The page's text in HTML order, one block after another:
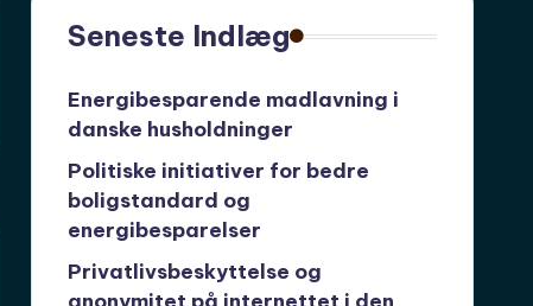
Seneste Indlæg
Energibesparende madlavning i
danske husholdninger
Politiske initiativer for bedre
boligstandard og
energibesparelser
Privatlivsbeskyttelse og